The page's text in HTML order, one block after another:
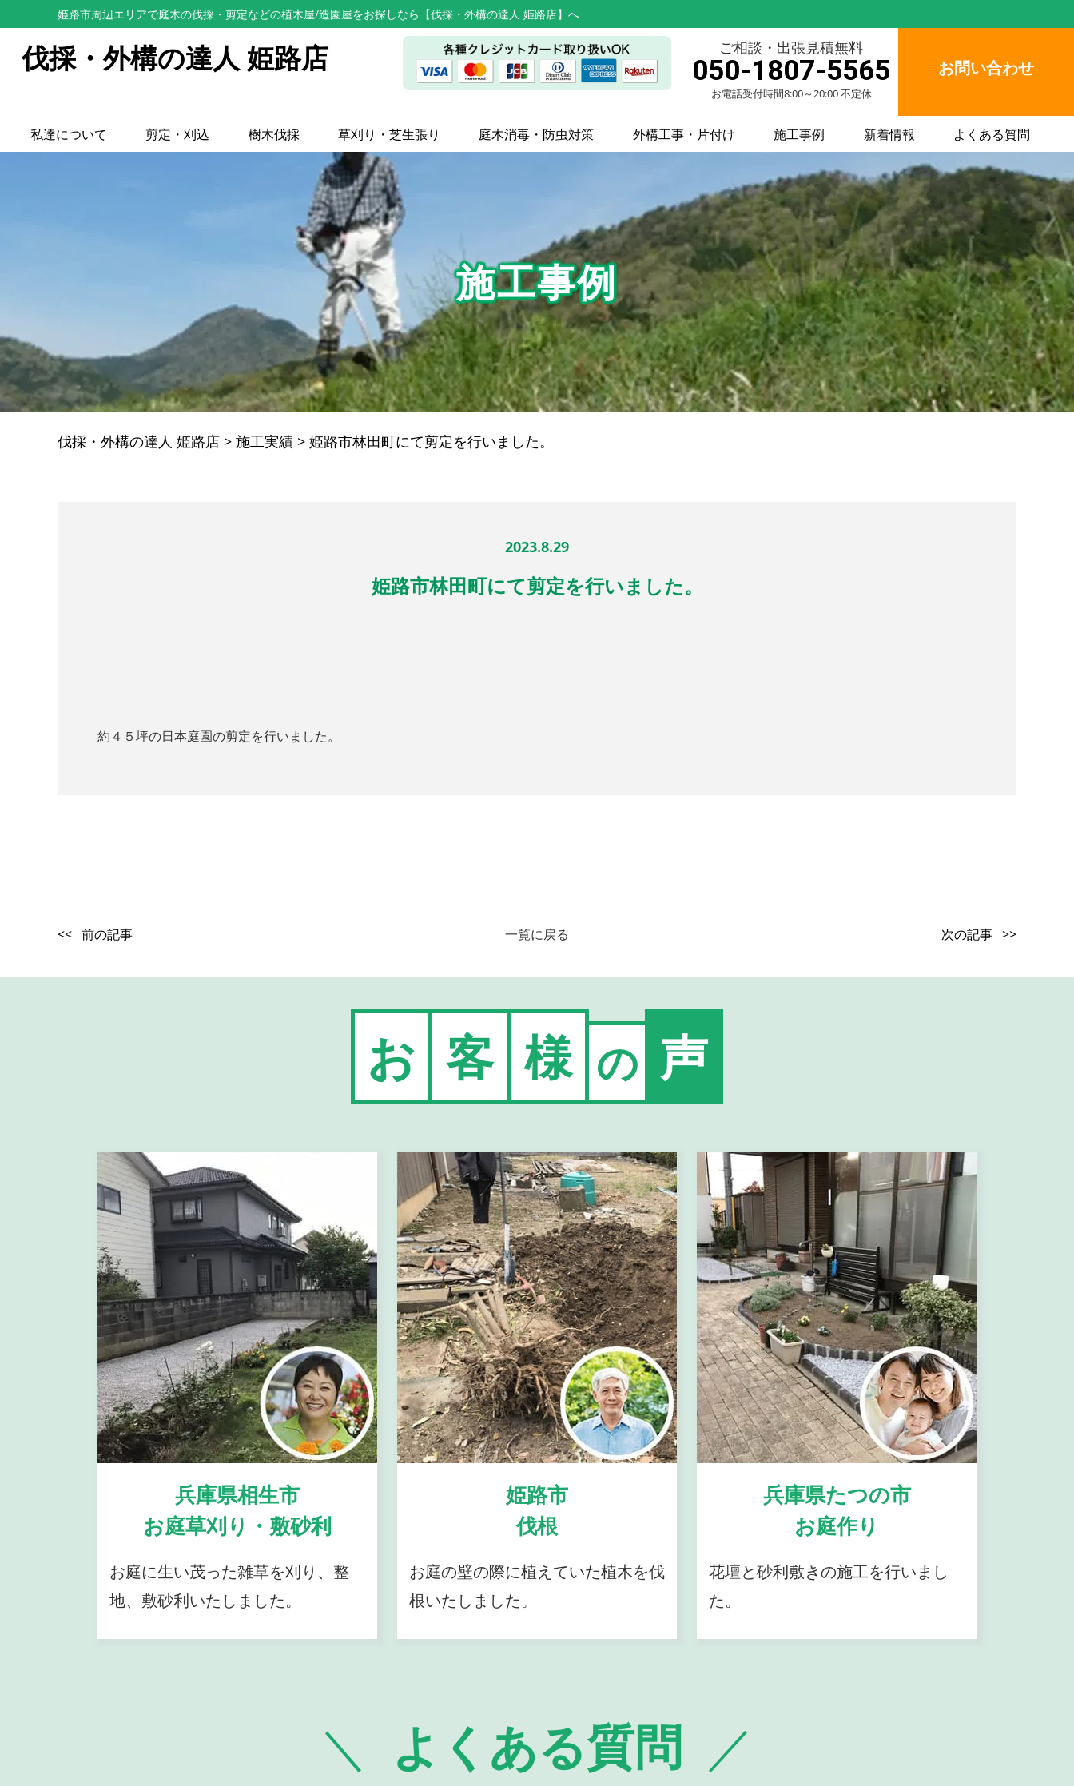
姫路市周辺エリアで庭木の伐採・剪定などの植木屋/造園屋をお探しなら【伐採・外構の達人 姫路店】へ
伐採・外構の達人 姫路店 ご相談・出張見積無料
050-1807-5565
お電話受付時間8:00～20:00 不定休
お問い合わせ
私達について 剪定・刈込 樹木伐採 草刈り・芝生張り 庭木消毒・防虫対策 外構工事・片付け 施工事例 新着情報 よくある質問
施工事例
伐採・外構の達人 姫路店 > 施工実績 > 姫路市林田町にて剪定を行いました。
2023.8.29
姫路市林田町にて剪定を行いました。
約４５坪の日本庭園の剪定を行いました。
<< 前の記事 一覧に戻る 次の記事 >>
お 客 様 の 声
兵庫県相生市
お庭草刈り・敷砂利
お庭に生い茂った雑草を刈り、整
地、敷砂利いたしました。
姫路市
伐根
お庭の壁の際に植えていた植木を伐
根いたしました。
兵庫県たつの市
お庭作り
花壇と砂利敷きの施工を行いまし
た。
よくある質問